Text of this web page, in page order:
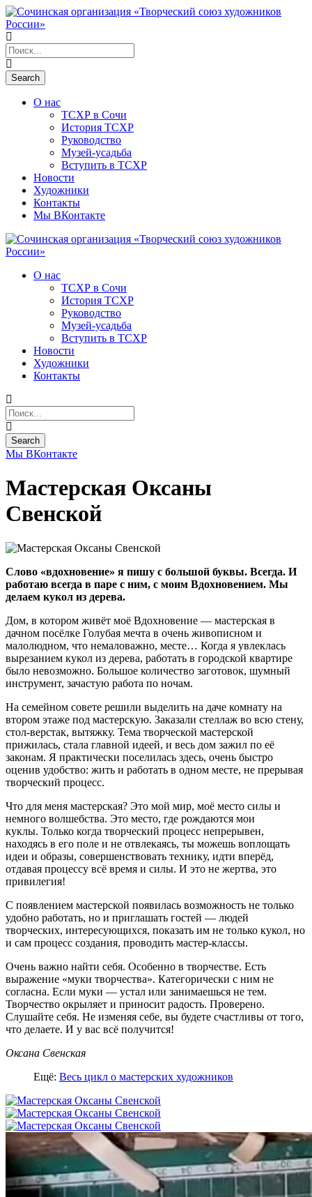
О нас
ТСХР в Сочи
История ТСХР
Руководство
Музей-усадьба
Вступить в ТСХР
Новости
Художники
Контакты
Мы ВКонтакте
О нас
ТСХР в Сочи
История ТСХР
Руководство
Музей-усадьба
Вступить в ТСХР
Новости
Художники
Контакты
Мы ВКонтакте
Мастерская Оксаны
Свенской
Слово «вдохновение» я пишу с большой буквы. Всегда. И
работаю всегда в паре с ним, с моим Вдохновением. Мы
делаем кукол из дерева.
Дом, в котором живёт моё Вдохновение — мастерская в
дачном посёлке Голубая мечта в очень живописном и
малолюдном, что немаловажно, месте… Когда я увлеклась
вырезанием кукол из дерева, работать в городской квартире
было невозможно. Большое количество заготовок, шумный
инструмент, зачастую работа по ночам.
На семейном совете решили выделить на даче комнату на
втором этаже под мастерскую. Заказали стеллаж во всю стену,
стол-верстак, вытяжку. Тема творческой мастерской
прижилась, стала главной идеей, и весь дом зажил по её
законам. Я практически поселилась здесь, очень быстро
оценив удобство: жить и работать в одном месте, не прерывая
творческий процесс.
Что для меня мастерская? Это мой мир, моё место силы и
немного волшебства. Это место, где рождаются мои
куклы. Только когда творческий процесс непрерывен,
находясь в его поле и не отвлекаясь, ты можешь воплощать
идеи и образы, совершенствовать технику, идти вперёд,
отдавая процессу всё время и силы. И это не жертва, это
привилегия!
С появлением мастерской появилась возможность не только
удобно работать, но и приглашать гостей — людей
творческих, интересующихся, показать им не только кукол, но
и сам процесс создания, проводить мастер-классы.
Очень важно найти себя. Особенно в творчестве. Есть
выражение «муки творчества». Категорически с ним не
согласна. Если муки — устал или занимаешься не тем.
Творчество окрыляет и приносит радость. Проверено.
Слушайте себя. Не изменяя себе, вы будете счастливы от того,
что делаете. И у вас всё получится!
Оксана Свенская
Ещё: Весь цикл о мастерских художников